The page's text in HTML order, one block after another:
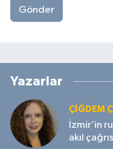
Gönder
Yazarlar
ÇIĞDEM
İzmir’in
akıl